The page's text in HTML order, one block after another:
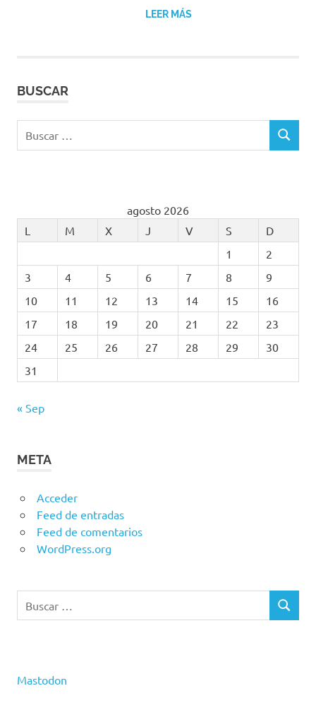
LEER MÁS
BUSCAR
BUSCAR
agosto 2026
L
M X J V S
D
1
2
3
4 5 6 7 8
9
10
11 12 13 14 15
16
17
18 19 20 21 22
23
24
25 26 27 28 29
30
31
« Sep
META
Acceder
Feed de entradas
Feed de comentarios
WordPress.org
BUSCAR
Mastodon